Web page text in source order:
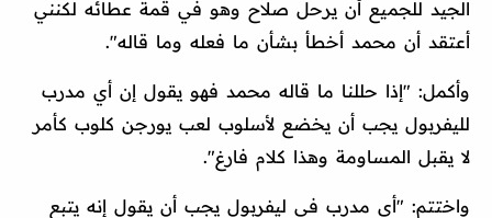
الجيد للجميع أن يرحل صلاح وهو في قمة عطائه لكنني
أعتقد أن محمد أخطأ بشأن ما فعله وما قاله".
وأكمل: "إذا حللنا ما قاله محمد فهو يقول إن أي مدرب
لليفربول يجب أن يخضع لأسلوب لعب يورجن كلوب كأمر
لا يقبل المساومة وهذا كلام فارغ".
واختتم: "أي مدرب في ليفربول يجب أن يقول إنه يتبع